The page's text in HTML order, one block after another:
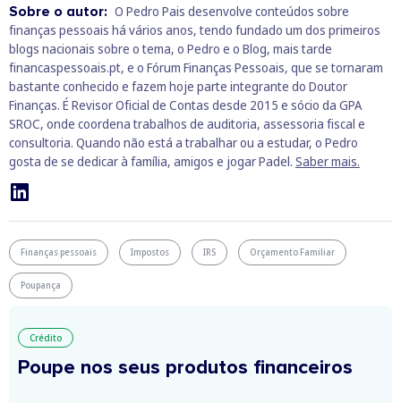
Sobre o autor: O Pedro Pais desenvolve conteúdos sobre
finanças pessoais há vários anos, tendo fundado um dos primeiros
blogs nacionais sobre o tema, o Pedro e o Blog, mais tarde
financaspessoais.pt, e o Fórum Finanças Pessoais, que se tornaram
bastante conhecido e fazem hoje parte integrante do Doutor
Finanças. É Revisor Oficial de Contas desde 2015 e sócio da GPA
SROC, onde coordena trabalhos de auditoria, assessoria fiscal e
consultoria. Quando não está a trabalhar ou a estudar, o Pedro
gosta de se dedicar à família, amigos e jogar Padel. Saber mais.
Finanças pessoais Impostos IRS Orçamento Familiar
Poupança
Crédito
Poupe nos seus produtos financeiros